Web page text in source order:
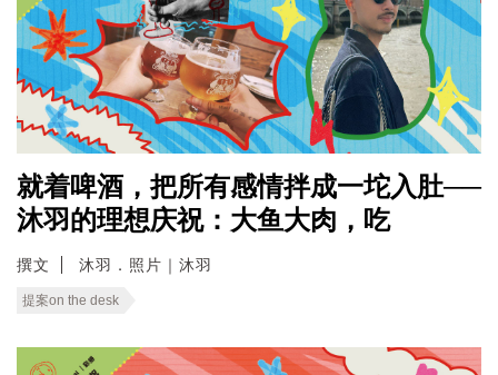
就着啤酒，把所有感情拌成一坨入肚──
沐羽的理想庆祝：大鱼大肉，吃
撰文 沐羽．照片｜沐羽
提案on the desk